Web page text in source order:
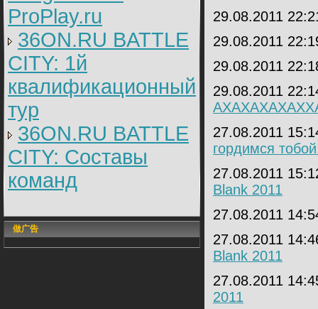
ProPlay.ru
36ON.RU BATTLE
CITY: 1й
квалификационный
тур
36ON.RU BATTLE
CITY: Составы
команд
做广告
29.08.2011
29.08.2011
29.08.2011
29.08.2011
27.08.2011
гордимся
27.08.2011
Blank 2011
27.08.2011
27.08.2011
Blank 2011
27.08.2011
2011